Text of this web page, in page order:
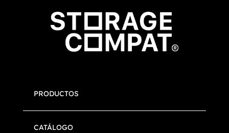
PRODUCTOS
CATÁLOGO